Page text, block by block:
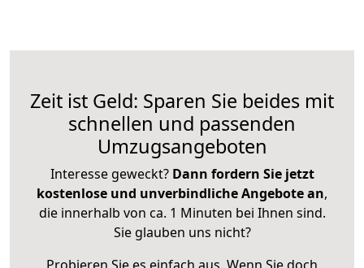
Zeit ist Geld: Sparen Sie beides mit
schnellen und passenden
Umzugsangeboten
Interesse geweckt? Dann fordern Sie jetzt
kostenlose und unverbindliche Angebote an,
die innerhalb von ca. 1 Minuten bei Ihnen sind.
Sie glauben uns nicht?